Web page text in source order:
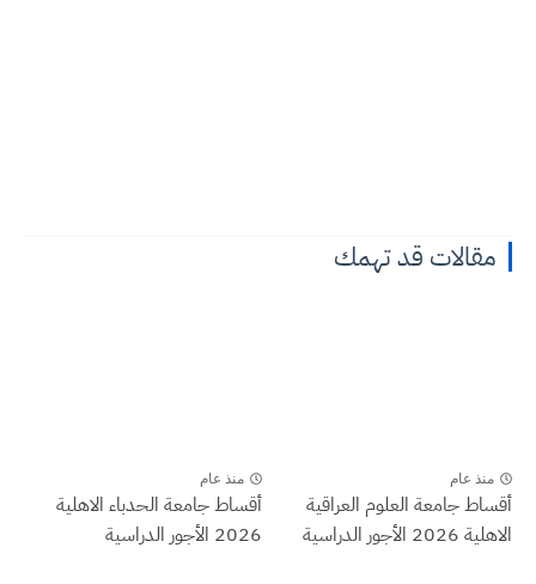
مقالات قد تهمك
منذ عام
أقساط جامعة العلوم العراقية
الاهلية 2026 الأجور الدراسية
منذ عام
أقساط جامعة الحدباء الاهلية
2026 الأجور الدراسية